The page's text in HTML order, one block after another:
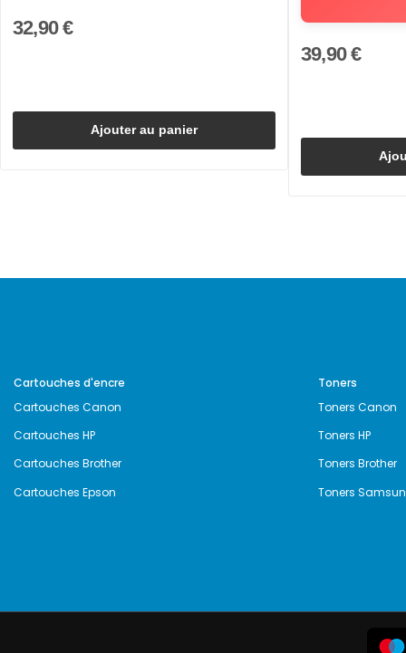
32,90 €
Ajouter au panier
39,90 €
Cartouches d'encre
Cartouches Canon
Cartouches HP
Cartouches Brother
Cartouches Epson
Toners
Toners Canon
Toners HP
Toners Brother
Toners